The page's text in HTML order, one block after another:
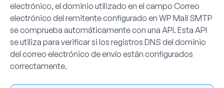
electrónico, el dominio utilizado en el campo Correo
electrónico del remitenteconfigurado en WP Mail SMTP
se comprueba automáticamente con una API. Esta API
se utiliza para verificar si los registros DNS del dominio
del correo electrónico de envío están configurados
correctamente.